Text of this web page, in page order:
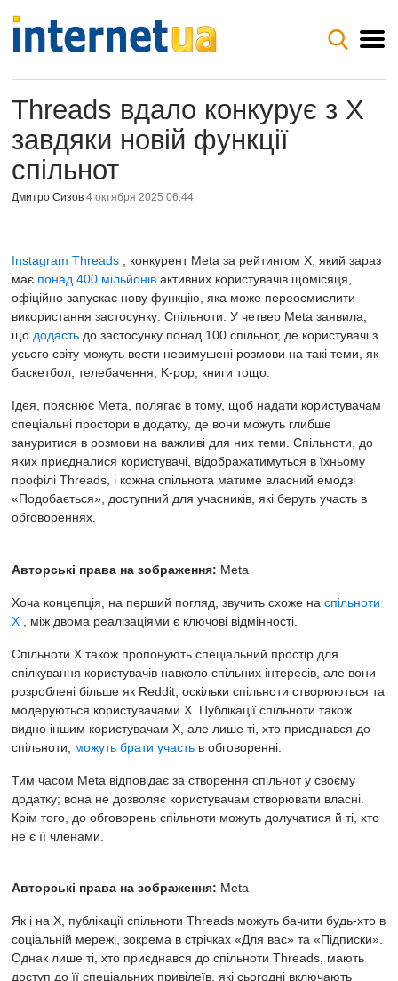
Threads вдало конкурує з X
завдяки новій функції
спільнот
Дмитро Сизов 4 октября 2025 06:44
Instagram Threads , конкурент Meta за рейтингом X, який зараз
має понад 400 мільйонів активних користувачів щомісяця,
офіційно запускає нову функцію, яка може переосмислити
використання застосунку: Спільноти. У четвер Meta заявила,
що додасть до застосунку понад 100 спільнот, де користувачі з
усього світу можуть вести невимушені розмови на такі теми, як
баскетбол, телебачення, K-pop, книги тощо.
Ідея, пояснює Мета, полягає в тому, щоб надати користувачам
спеціальні простори в додатку, де вони можуть глибше
зануритися в розмови на важливі для них теми. Спільноти, до
яких приєдналися користувачі, відображатимуться в їхньому
профілі Threads, і кожна спільнота матиме власний емодзі
«Подобається», доступний для учасників, які беруть участь в
обговореннях.
Авторські права на зображення: Meta
Хоча концепція, на перший погляд, звучить схоже на спільноти
X
, між двома реалізаціями є ключові відмінності.
Спільноти X також пропонують спеціальний простір для
спілкування користувачів навколо спільних інтересів, але вони
розроблені більше як Reddit, оскільки спільноти створюються та
модеруються користувачами X. Публікації спільноти також
видно іншим користувачам X, але лише ті, хто приєднався до
спільноти,
можуть брати участь в обговоренні.
Тим часом Meta відповідає за створення спільнот у своєму
додатку; вона не дозволяє користувачам створювати власні.
Крім того, до обговорень спільноти можуть долучатися й ті, хто
не є її членами.
Авторські права на зображення: Meta
Як і на X, публікації спільноти Threads можуть бачити будь-хто в
соціальній мережі, зокрема в стрічках «Для вас» та «Підписки».
Однак лише ті, хто приєднався до спільноти Threads, мають
доступ до її спеціальних привілеїв, які сьогодні включають